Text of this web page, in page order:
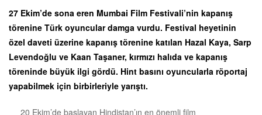
27 Ekim’de sona eren Mumbai Film Festivali’nin kapanış
törenine Türk oyuncular damga vurdu. Festival heyetinin
özel daveti üzerine kapanış törenine katılan Hazal Kaya, Sarp
Levendoğlu ve Kaan Taşaner, kırmızı halıda ve kapanış
töreninde büyük ilgi gördü. Hint basını oyuncularla röportaj
yapabilmek için birbirleriyle yarıştı.
20 Ekim’de başlayan Hindistan’ın en önemli film